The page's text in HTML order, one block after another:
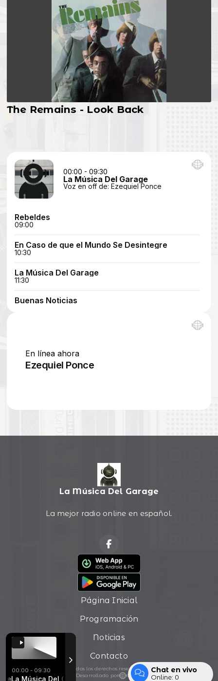
00:00 - 09:30
Música Del Garage con Ezequiel Ponce
- Happy
The Remains - Look Back
La Música Del Garage
La mejor radio online en español.
Página Inicial
Programación
Noticias
Contacto
Todos los derechos reservados.
Desarrollado por
Chat en vivo
Online: 0